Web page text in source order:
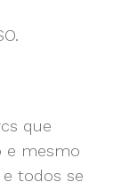
que
e mesmo
todos se